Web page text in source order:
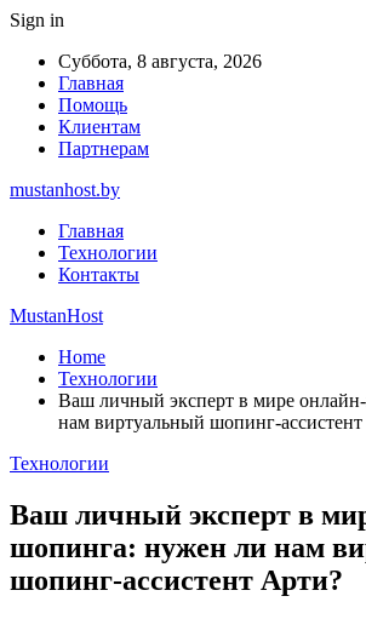
Sign in
Суббота, 8 августа, 2026
Главная
Помощь
Клиентам
Партнерам
mustanhost.by
Главная
Технологии
Контакты
MustanHost
Home
Технологии
Ваш личный эксперт в мире
нам виртуальный шопинг-
Технологии
Ваш личный эксперт в
шопинга: нужен ли нам
шопинг-ассистент Арти?